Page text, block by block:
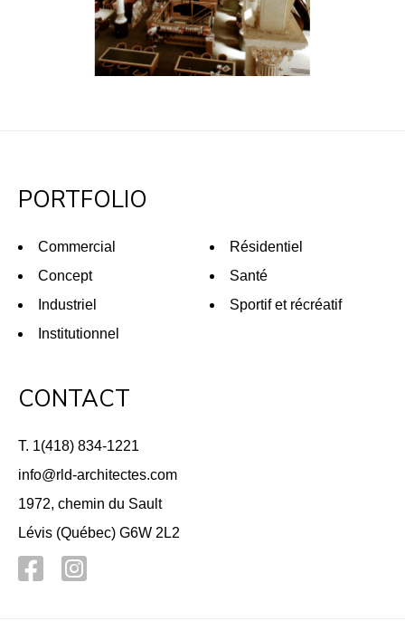
PORTFOLIO
Commercial
Concept
Industriel
Institutionnel
Résidentiel
Santé
Sportif et récréatif
CONTACT
T. 1(418) 834-1221
info@rld-architectes.com
1972, chemin du Sault
Lévis (Québec) G6W 2L2